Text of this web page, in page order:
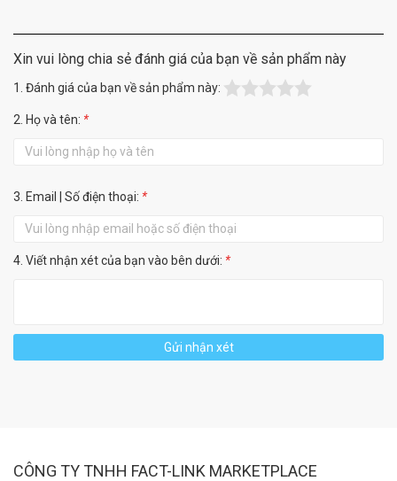
Xin vui lòng chia sẻ đánh giá của bạn về sản phẩm này
1. Đánh giá của bạn về sản phẩm này:
2. Họ và tên: *
3. Email | Số điện thoại: *
4. Viết nhận xét của bạn vào bên dưới: *
Gửi nhận xét
CÔNG TY TNHH FACT-LINK MARKETPLACE